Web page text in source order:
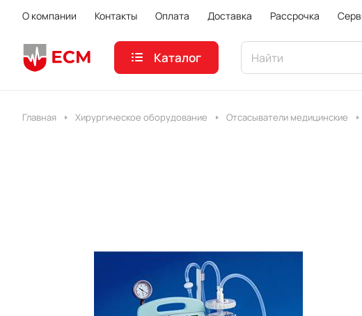
О компании Контакты Оплата Доставка Рассрочка
Каталог
Главная Хирургическое оборудование Отсасыватели медицинские